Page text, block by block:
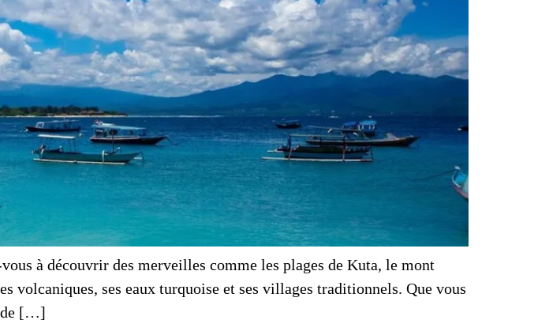
à découvrir des merveilles comme les plages de Kuta, le mont
volcaniques, ses eaux turquoise et ses villages traditionnels. Que vous
de […]